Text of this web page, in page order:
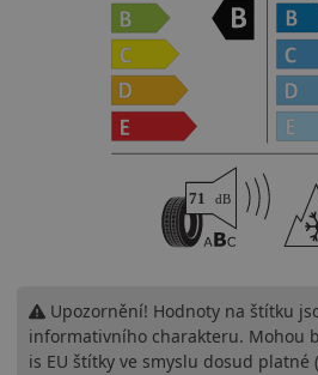
Upozornění! Hodnoty na štítku
informativního charakteru. Mohou
is EU štítky ve smyslu dosud platné